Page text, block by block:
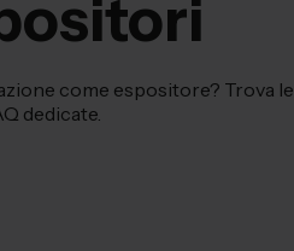
come espositore? Trova le
dedicate.